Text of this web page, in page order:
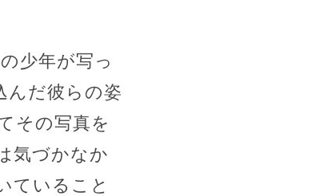
少年が写っ
んだ彼らの姿
その写真を
気づかなか
ていること